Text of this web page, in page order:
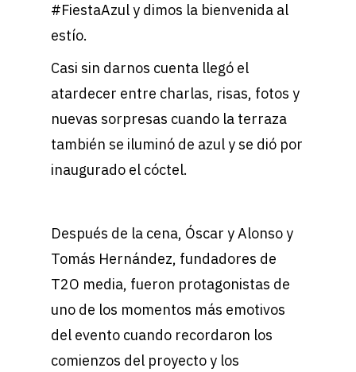
#FiestaAzul y dimos la bienvenida al
estío.
Casi sin darnos cuenta llegó el
atardecer entre charlas, risas, fotos y
nuevas sorpresas cuando la terraza
también se iluminó de azul y se dió por
inaugurado el cóctel.
Después de la cena, Óscar y Alonso y
Tomás Hernández, fundadores de
T2O media, fueron protagonistas de
uno de los momentos más emotivos
del evento cuando recordaron los
comienzos del proyecto y los